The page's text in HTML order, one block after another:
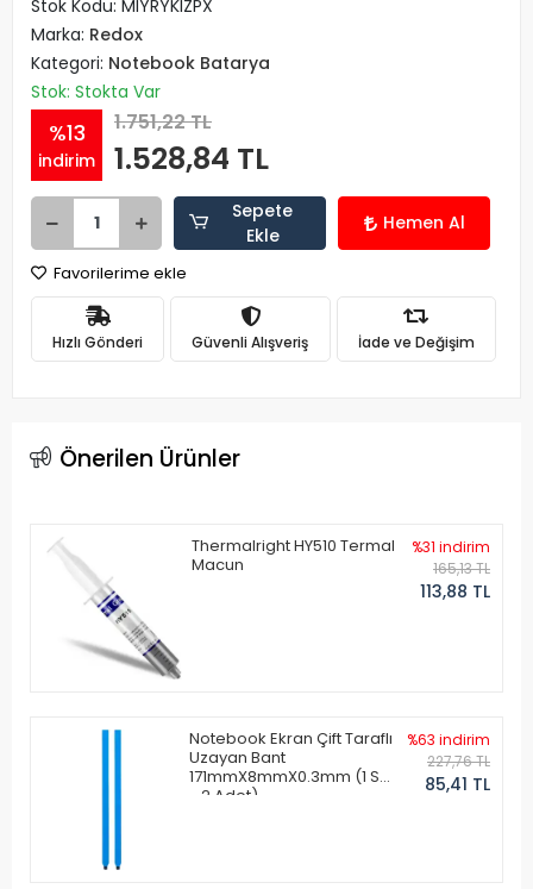
Stok Kodu: MIYRYKIZPX
Marka: Redox
Kategori: Notebook Batarya
Stok: Stokta Var
%13
indirim
1.751,22 TL
1.528,84 TL
Sepete
Ekle
Hemen Al
Favorilerime ekle
Hızlı Gönderi Güvenli Alışveriş İade ve Değişim
Önerilen Ürünler
Thermalright HY510 Termal
Macun
%31 indirim
165,13 TL
113,88 TL
Notebook Ekran Çift Taraflı
Uzayan Bant
171mmX8mmX0.3mm (1 Set
- 2 Adet)
%63 indirim
227,76 TL
85,41 TL